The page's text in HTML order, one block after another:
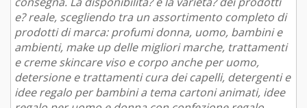
e? reale, scegliendo tra un assortimento completo di
prodotti di marca: profumi donna, uomo, bambini e
ambienti, make up delle migliori marche, trattamenti
e creme skincare viso e corpo anche per uomo,
detersione e trattamenti cura dei capelli, detergenti e
idee regalo per bambini a tema cartoni animati, idee